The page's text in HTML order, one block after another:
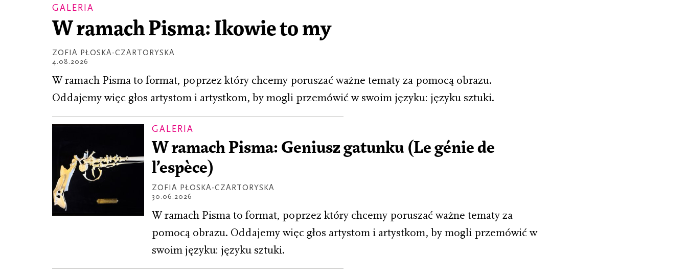
GALERIA
W ramach Pisma: Ikowie to my
ZOFIA PŁOSKA-CZARTORYSKA
4.08.2026
W ramach Pisma to format, poprzez który chcemy poruszać ważne tematy za pomocą obrazu.
Oddajemy więc głos artystom i artystkom, by mogli przemówić w swoim języku: języku sztuki.
GALERIA
W ramach Pisma: Geniusz gatunku (Le génie de
l’espèce)
ZOFIA PŁOSKA-CZARTORYSKA
30.06.2026
W ramach Pisma to format, poprzez który chcemy poruszać ważne tematy za
pomocą obrazu. Oddajemy więc głos artystom i artystkom, by mogli przemówić w
swoim języku: języku sztuki.